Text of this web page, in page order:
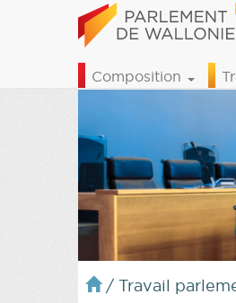
Composition
/ Travail